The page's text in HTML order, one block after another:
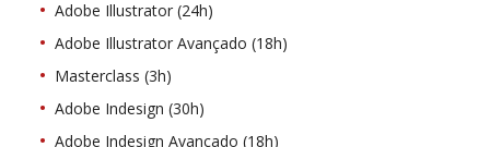
Adobe Illustrator (24h)
Adobe Illustrator Avançado (18h)
Masterclass (3h)
Adobe Indesign (30h)
Adobe Indesign Avançado (18h)